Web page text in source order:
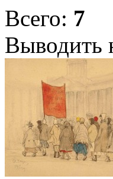
Всего: 7
Выводить